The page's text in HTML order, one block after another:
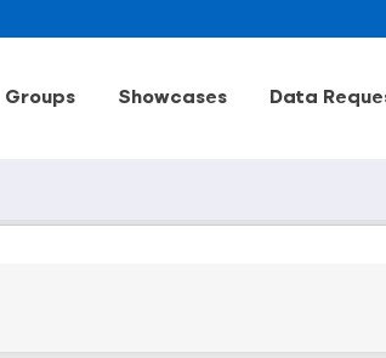
Groups Showcases Data